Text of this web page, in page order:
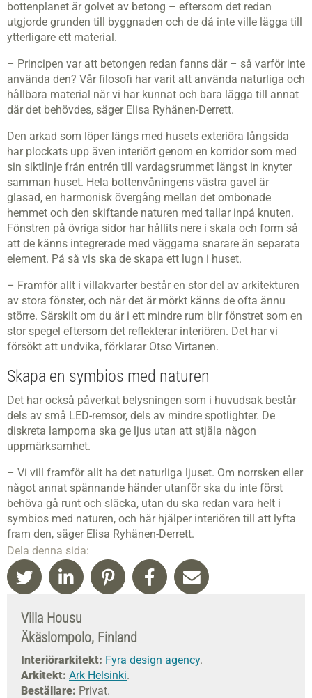
bottenplanet är golvet av betong – eftersom det redan
utgjorde grunden till byggnaden och de då inte ville lägga till
ytterligare ett material.
– Principen var att betongen redan fanns där – så varför inte
använda den? Vår filosofi har varit att använda naturliga och
hållbara material när vi har kunnat och bara lägga till annat
där det behövdes, säger Elisa Ryhänen-Derrett.
Den arkad som löper längs med husets exteriöra långsida
har plockats upp även interiört genom en korridor som med
sin siktlinje från entrén till vardagsrummet längst in knyter
samman huset. Hela bottenvåningens västra gavel är
glasad, en harmonisk övergång mellan det ombonade
hemmet och den skiftande naturen med tallar inpå knuten.
Fönstren på övriga sidor har hållits nere i skala och form så
att de känns integrerade med väggarna snarare än separata
element. På så vis ska de skapa ett lugn i huset.
– Framför allt i villakvarter består en stor del av arkitekturen
av stora fönster, och när det är mörkt känns de ofta ännu
större. Särskilt om du är i ett mindre rum blir fönstret som en
stor spegel eftersom det reflekterar interiören. Det har vi
försökt att undvika, förklarar Otso Virtanen.
Skapa en symbios med naturen
Det har också påverkat belysningen som i huvudsak består
dels av små LED-remsor, dels av mindre spotlighter. De
diskreta lamporna ska ge ljus utan att stjäla någon
uppmärksamhet.
– Vi vill framför allt ha det naturliga ljuset. Om norrsken eller
något annat spännande händer utanför ska du inte först
behöva gå runt och släcka, utan du ska redan vara helt i
symbios med naturen, och här hjälper interiören till att lyfta
fram den, säger Elisa Ryhänen-Derrett.
Dela denna sida:
Villa Housu
Äkäslompolo, Finland
Interiörarkitekt: Fyra design agency.
Arkitekt: Ark Helsinki.
Beställare: Privat.